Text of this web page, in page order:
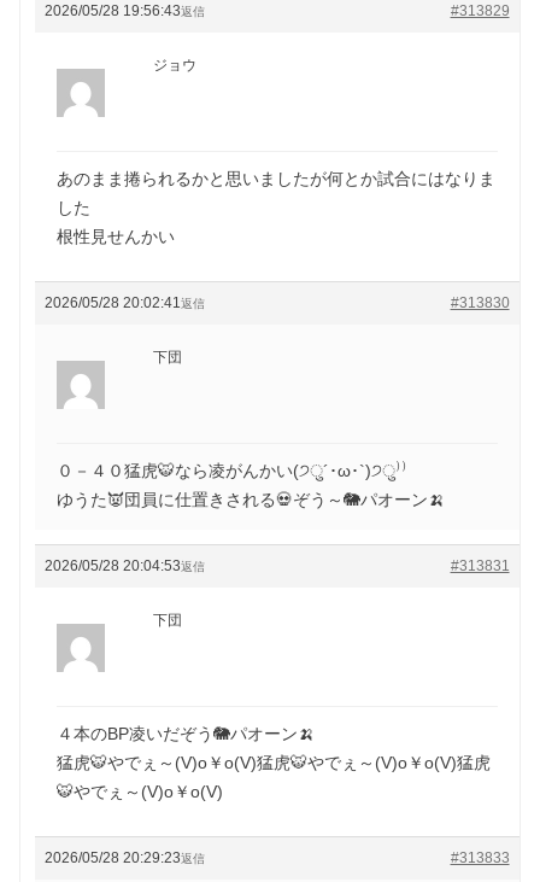
2026/05/28 19:56:43 #313829
返信
ジョウ
あのまま捲られるかと思いましたが何とか試合にはなりま
した
根性見せんかい
2026/05/28 20:02:41 #313830
返信
下団
０－４０猛虎🐯なら凌がんかい(੭ु´･ω･`)੭ु⁾⁾
ゆうた👿団員に仕置きされる💀ぞう～🐘パオーン🍌
2026/05/28 20:04:53 #313831
返信
下団
４本のBP凌いだぞう🐘パオーン🍌
猛虎🐯やでぇ～(V)o￥o(V)猛虎🐯やでぇ～(V)o￥o(V)猛虎
🐯やでぇ～(V)o￥o(V)
2026/05/28 20:29:23 #313833
返信